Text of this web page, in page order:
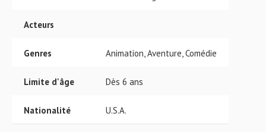
Acteurs
Genres Animation, Aventure, Comédie
Limite d'âge Dès 6 ans
Nationalité U.S.A.